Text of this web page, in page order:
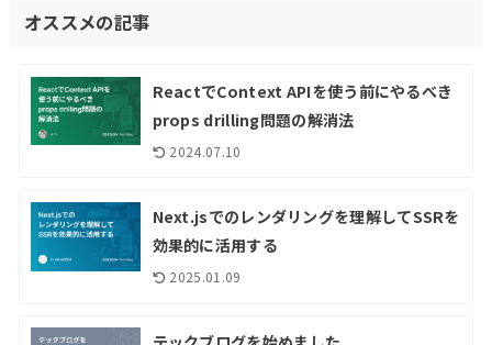
オススメの記事
ReactでContext APIを使う前にやるべき
props drilling問題の解消法
2024.07.10
Next.jsでのレンダリングを理解してSSRを
効果的に活用する
2025.01.09